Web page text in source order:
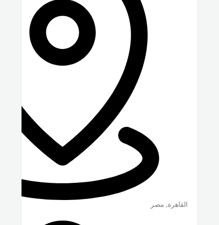
القاهرة, مصر